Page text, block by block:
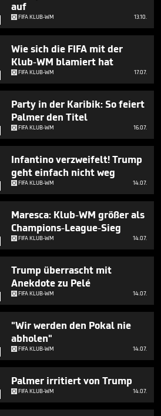
auf
FIFA KLUB-WM 13.10.
Wie sich die FIFA mit der
Klub-WM blamiert hat
FIFA KLUB-WM 17.07.
Party in der Karibik: So feiert
Palmer den Titel
FIFA KLUB-WM 16.07.
Infantino verzweifelt! Trump
geht einfach nicht weg
FIFA KLUB-WM 14.07.
Maresca: Klub-WM größer als
Champions-League-Sieg
FIFA KLUB-WM 14.07.
Trump überrascht mit
Anekdote zu Pelé
FIFA KLUB-WM 14.07.
"Wir werden den Pokal nie
abholen"
FIFA KLUB-WM 14.07.
Palmer irritiert von Trump
FIFA KLUB-WM 14.07.